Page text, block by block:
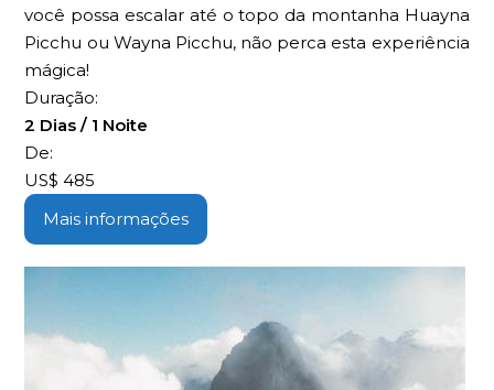
você possa escalar até o topo da montanha Huayna
Picchu ou Wayna Picchu, não perca esta experiência
mágica!
Duração:
2 Dias / 1 Noite
De:
US$485
Mais informações